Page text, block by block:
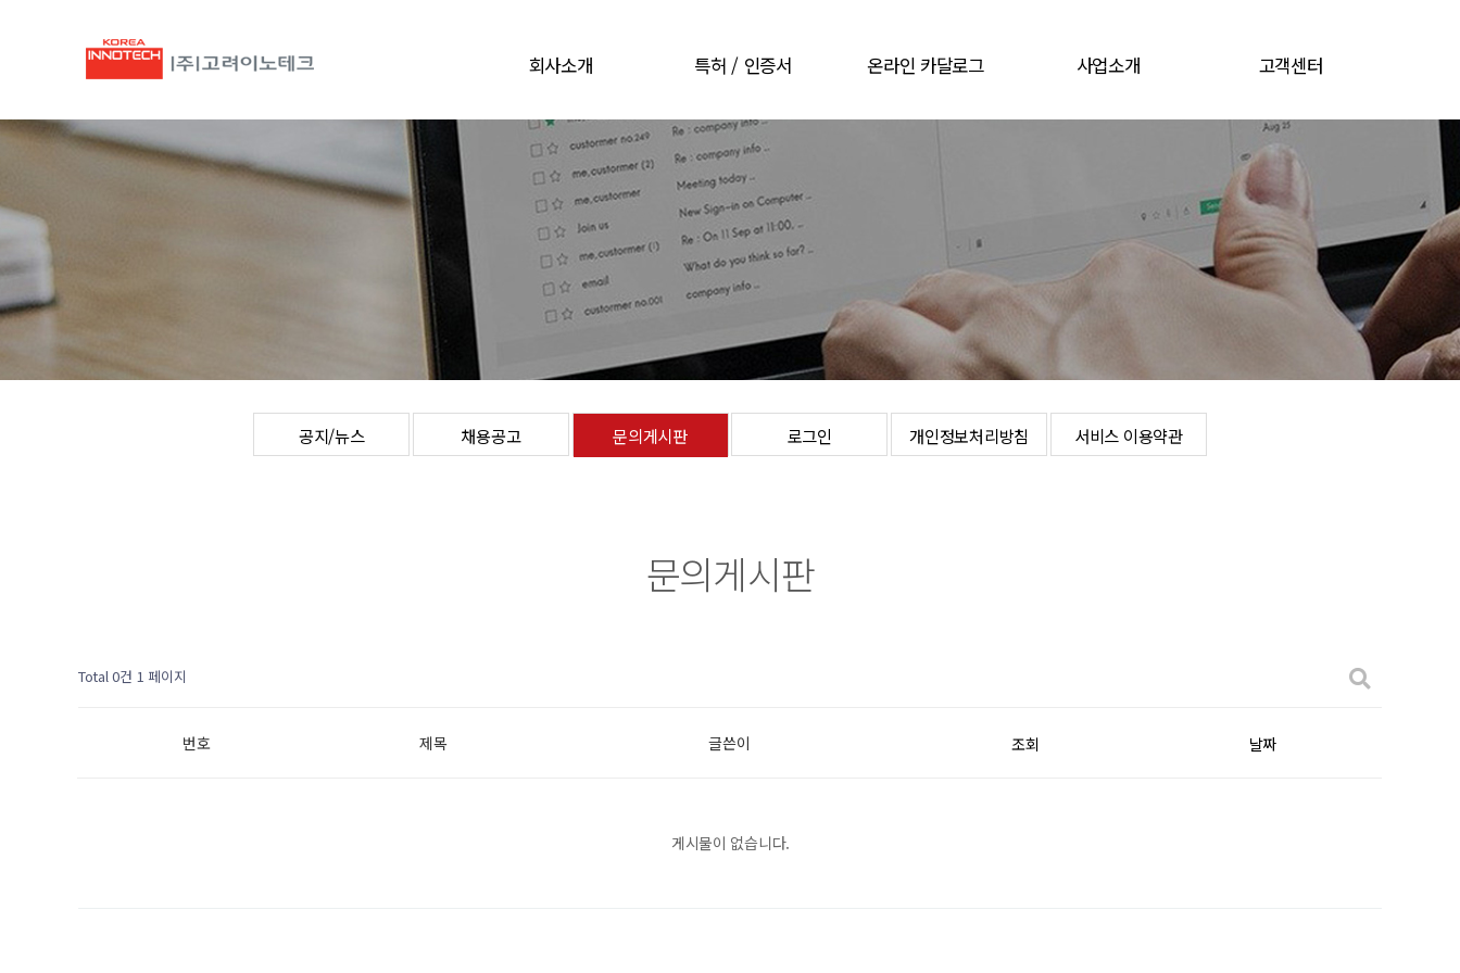
회사소개
CEO 인사말
회사개요
회사연혁
오시는길
특허 / 인증서
특허 / 인증서
온라인 카달로그
온라인 카달로그
사업소개
전지소재
고객센터
공지/뉴스
채용공고
문의게시판
로그인
개인정보처리방침
서비스 이용약관
공지/뉴스 채용공고 문의게시판 로그인 개인정보처리방침 서비스 이용약관
문의게시판
Total 0건 1 페이지
번호 제목 글쓴이 조회 날짜
게시물이 없습니다.